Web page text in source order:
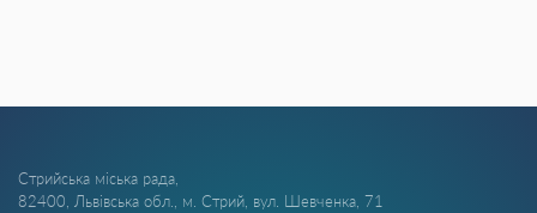
Стрийська міська рада,
82400, Львівська обл., м. Стрий, вул. Шевченка, 71